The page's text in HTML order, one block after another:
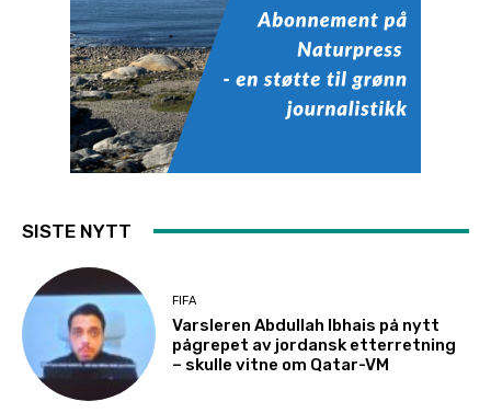
SISTE NYTT
FIFA
Varsleren Abdullah Ibhais på nytt
pågrepet av jordansk etterretning
– skulle vitne om Qatar-VM